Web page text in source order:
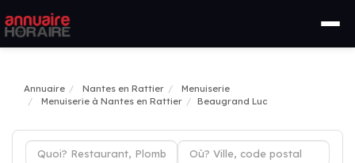
Annuaire Nantes en Rattier
Menuiserie
Menuiserie à Nantes en Rattier
Beaugrand Luc